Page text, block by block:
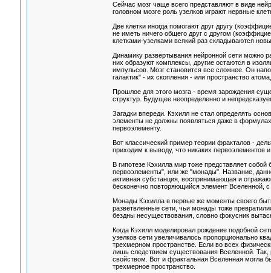
Сейчас мозг чаще всего представляют в виде
головном мозге роль узелков играют нервные
Две клетки иногда помогают друг другу
не иметь ничего общего друг с другом
клетками-узелками всякий раз складываются
Динамику развертывания нейронной сети можно
них образуют комплексы, другие остаются в
импульсов. Мозг становится все сложнее. Он
галактик" - их скопления - или пространство
Прошлое для этого мозга - время зарождения
структур. Будущее неопределенно и
Загадки впереди. Кэхилл не стал определять
элементы не должны появляться даже в
первоэлементу.
Вот классический пример теории фракталов -
приходим к выводу, что никаких первоэлементов
В гипотезе Кэхилла мир тоже представляет
первоэлементы", или же "монады". Название,
активная субстанция, воспринимающая и
бесконечно повторяющийся элемент Вселенной,
Монады Кэхилла в первые же моменты своего
разветвленные сети, чьи монады тоже
бездны несуществования, словно фокусник
Когда Кэхилл моделировал рождение подобной
узелков сети увеличивалось пропорционально
трехмерном пространстве. Если во всех
лишь следствием существования Вселенной. Так,
свойством. Вот и фрактальная Вселенная могла
трехмерное пространство.